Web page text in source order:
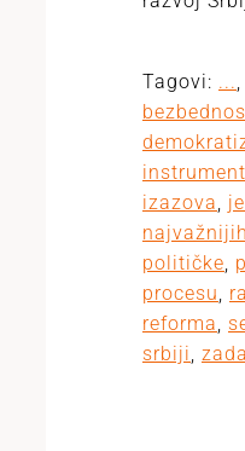
Tagovi: ...,
izazova,
najvažnijih
političke,
procesu,
reforma,
srbiji,